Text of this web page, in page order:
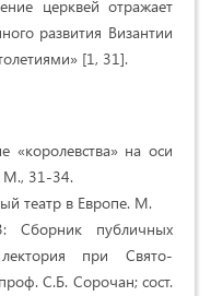
церквей отражает
развития Византии
[1, 31].
«королевства» на оси
М., 31-34.
театр в Европе. М.
Сборник публичных
лектория при Свято-
С.Б. Сорочан; сост.